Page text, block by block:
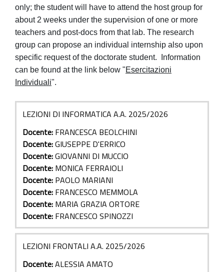
only; the student will have to attend the host group for
about 2 weeks under the supervision of one or more
teachers and post-docs from that lab. The research
group can propose an individual internship also upon
specific request of the doctorate student. Information
can be found at the link below "Esercitazioni
Individuali".
LEZIONI DI INFORMATICA A.A. 2025/2026
Docente: FRANCESCA BEOLCHINI
Docente:GIUSEPPE D'ERRICO
Docente:GIOVANNI DI MUCCIO
Docente: MONICA FERRAIOLI
Docente: PAOLO MARIANI
Docente: FRANCESCO MEMMOLA
Docente: MARIA GRAZIA ORTORE
Docente: FRANCESCO SPINOZZI
LEZIONI FRONTALI A.A. 2025/2026
Docente:ALESSIA AMATO